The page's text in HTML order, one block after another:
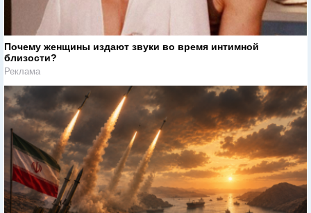
Почему женщины издают звуки во время интимной
близости?
Реклама